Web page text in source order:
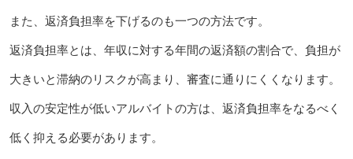
また、返済負担率を下げるのも一つの方法です。
返済負担率とは、年収に対する年間の返済額の割合で、負担が
大きいと滞納のリスクが高まり、審査に通りにくくなります。
収入の安定性が低いアルバイトの方は、返済負担率をなるべく
低く抑える必要があります。